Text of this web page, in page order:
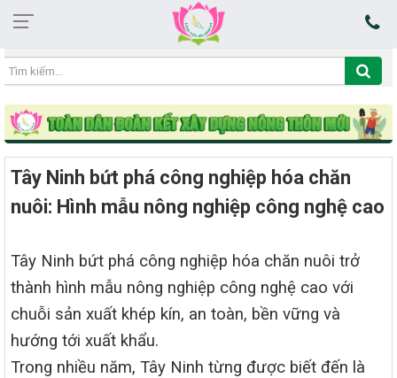
09:33:39 09/08/2026
Tây Ninh bứt phá công nghiệp hóa chăn
nuôi: Hình mẫu nông nghiệp công nghệ cao
Tây Ninh bứt phá công nghiệp hóa chăn nuôi trở
thành hình mẫu nông nghiệp công nghệ cao với
chuỗi sản xuất khép kín, an toàn, bền vững và
hướng tới xuất khẩu.
Trong nhiều năm, Tây Ninh từng được biết đến là